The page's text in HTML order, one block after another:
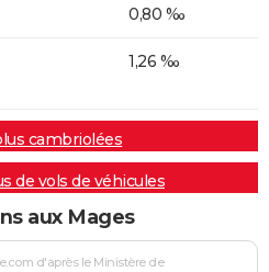
0,80 ‰
1,26 ‰
cambriolées
de vols de véhicules
aux Mages
d'après le Ministère de